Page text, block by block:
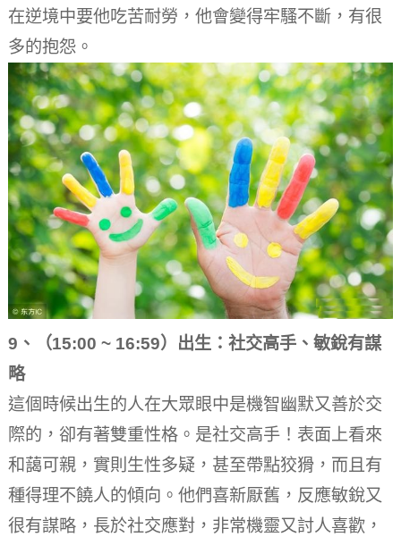
在逆境中要他吃苦耐勞，他會變得牢騷不斷，有很
多的抱怨。
9、（15:00 ~ 16:59）出生：社交高手、敏銳有謀
略
這個時候出生的人在大眾眼中是機智幽默又善於交
際的，卻有著雙重性格。 是社交高手！ 表面上看來
和藹可親，實則生性多疑，甚至帶點狡猾，而且有
種得理不饒人的傾向。 他們喜新厭舊，反應敏銳又
很有謀略，長於社交應對，非常機靈又討人喜歡，